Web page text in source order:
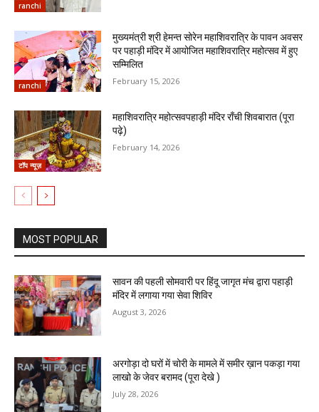
ranchi
ranchi
मुख्यमंत्री श्री हेमन्त सोरेन महाशिवरात्रि के पावन अवसर
पर पहाड़ी मंदिर में आयोजित महाशिवरात्रि महोत्सव में हुए
सम्मिलित
February 15, 2026
टॉप न्यूज़
महाशिवरात्रि महोत्सवपहाड़ी मंदिर राँची शिवबारात (पूरा
पढ़े)
February 14, 2026
MOST POPULAR
सावन की पहली सोमवारी पर हिंदू जागृत मंच द्वारा पहाड़ी
मंदिर में लगाया गया सेवा शिविर
August 3, 2026
अरगोड़ा दो घरों में चोरी के मामले में समीर ख़ान पकड़ा गया
लाखो के जेवर बरामद (पूरा देखे )
July 28, 2026